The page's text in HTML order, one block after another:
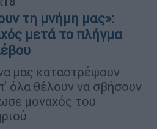
τη μνήμη μας»:
μετά το πλήγμα
μας καταστρέψουν
όλα θέλουν να σβήσουν
μοναχός του